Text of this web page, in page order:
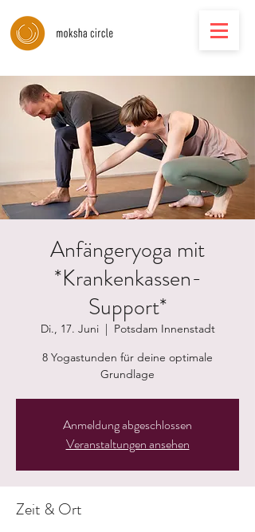
Anfängeryoga mit
*Krankenkassen-
Support*
Di., 17. Juni
  |
Potsdam Innenstadt
8 Yogastunden für deine optimale
Grundlage
Anmeldung abgeschlossen
Veranstaltungen ansehen
Zeit & Ort